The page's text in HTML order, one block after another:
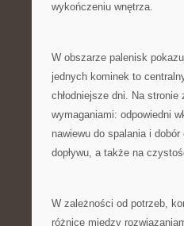
wykończeniu wnętrza.
W obszarze palenisk
jednych kominek to
chłodniejsze dni. Na
wymaganiami: odpowiedni
nawiewu do spalania i
dopływu, a także na
W zależności od potrzeb,
różnice między